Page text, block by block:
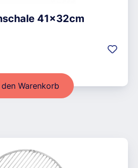
41x32cm
den Warenkorb